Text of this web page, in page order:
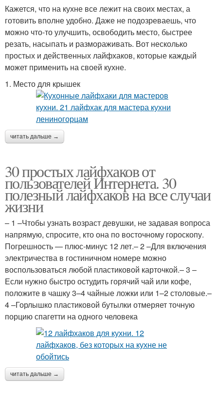
Кажется, что на кухне все лежит на своих местах, а
готовить вполне удобно. Даже не подозреваешь, что
можно что-то улучшить, освободить место, быстрее
резать, насыпать и размораживать. Вот несколько
простых и действенных лайфхаков, которые каждый
может применить на своей кухне.
1. Место для крышек
читать дальше →
30 простых лайфхаков от
пользователей Интернета. 30
полезный лайфхаков на все случаи
жизни
– 1 –Чтобы узнать возраст девушки, не задавая вопроса
напрямую, спросите, кто она по восточному гороскопу.
Погрешность — плюс-минус 12 лет.– 2 –Для включения
электричества в гостиничном номере можно
воспользоваться любой пластиковой карточкой.– 3 –
Если нужно быстро остудить горячий чай или кофе,
положите в чашку 3–4 чайные ложки или 1–2 столовые.–
4 –Горлышко пластиковой бутылки отмеряет точную
порцию спагетти на одного человека
читать дальше →